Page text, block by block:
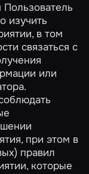
изучить
в том
связаться с
или
при этом в
правил
которые